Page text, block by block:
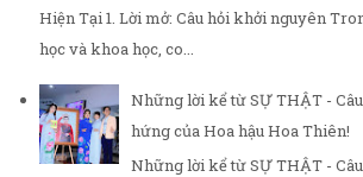
Hiện Tại 1. Lời mở: Câu hỏi khởi nguyên
học và khoa học, co...
Những lời kể từ SỰ THẬT -
hứng của Hoa hậu Hoa Thiên!
Những lời kể từ SỰ THẬT -